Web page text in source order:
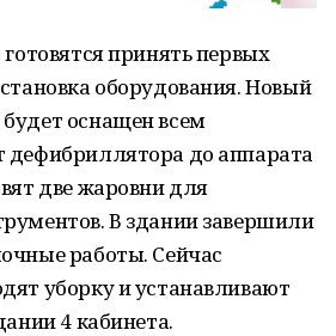
принять первых
оборудования. Новый
оснащен всем
до аппарата
две жаровни для
В здании завершили
работы. Сейчас
уборку и устанавливают
4 кабинета.